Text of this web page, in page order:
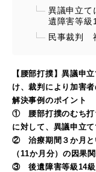
異議申立て
遺障害等級
民事裁判
【腰部打撲】異議申
け、裁判により加害
解決事例のポイント
① 腰部打撲のむち打
に対して、異議申立
② 治療期間３か月と
（11か月分）の因果
③ 後遺障害等級14級